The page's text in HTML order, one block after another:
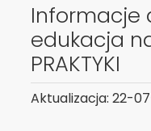
Informacje
edukacja
PRAKTYKI
Aktualizacja: 22-